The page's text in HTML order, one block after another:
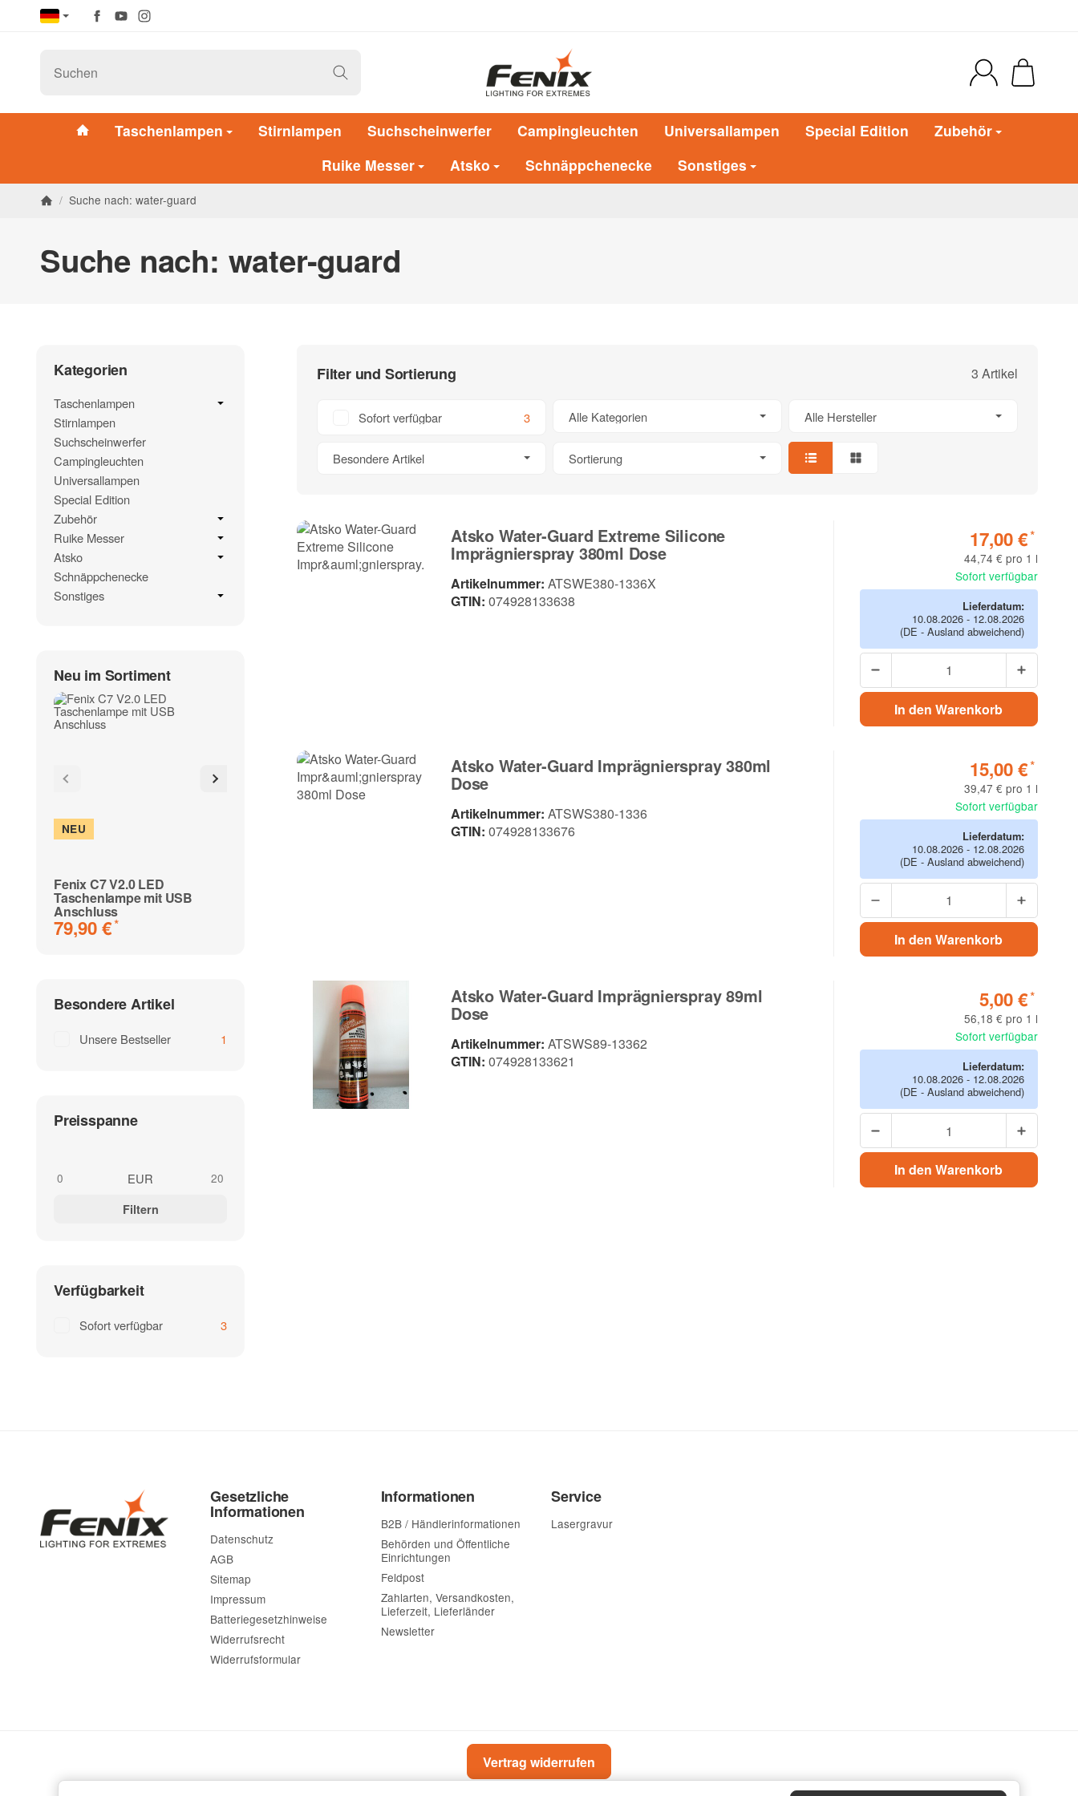
Taschenlampen Stirnlampen Suchscheinwerfer Campingleuchten Universallampen Special Edition
Zubehör
Ruike Messer
Atsko Schnäppchenecke Sonstiges
/ Suche nach: water-guard
Suche nach: water-guard
Filter und Sortierung 3 Artikel
Sofort verfügbar 3 Alle Kategorien Alle Hersteller
Besondere Artikel Sortierung
Atsko Water-Guard Extreme Silicone
Imprägnierspray 380ml Dose
Artikelnummer: ATSWE380-1336X
GTIN: 074928133638
17,00 €*
44,74 € pro 1 l
Sofort verfügbar
Lieferdatum:
10.08.2026 - 12.08.2026
(DE - Ausland abweichend)
In den Warenkorb
Atsko Water-Guard Imprägnierspray 380ml
Dose
Artikelnummer: ATSWS380-1336
GTIN: 074928133676
15,00 €*
39,47 € pro 1 l
Sofort verfügbar
Lieferdatum:
10.08.2026 - 12.08.2026
(DE - Ausland abweichend)
In den Warenkorb
Atsko Water-Guard Imprägnierspray 89ml
Dose
Artikelnummer: ATSWS89-13362
GTIN: 074928133621
5,00 €*
56,18 € pro 1 l
Sofort verfügbar
Lieferdatum:
10.08.2026 - 12.08.2026
(DE - Ausland abweichend)
In den Warenkorb
Kategorien
Taschenlampen
Stirnlampen
Suchscheinwerfer
Campingleuchten
Universallampen
Special Edition
Zubehör
Ruike Messer
Atsko
Schnäppchenecke
Sonstiges
Neu im Sortiment
NEU
Fenix C7 V2.0 LED
Taschenlampe mit USB
Anschluss
79,90 €*
NEU
Fenix WF30RE EX-
Geschützte Taschenlampe
89,90 €
Besondere Artikel
Unsere Bestseller 1
Preisspanne
EUR
Filtern
Verfügbarkeit
Sofort verfügbar 3
Gesetzliche
Informationen
Datenschutz
AGB
Sitemap
Impressum
Batteriegesetzhinweise
Widerrufsrecht
Widerrufsformular
Informationen
B2B / Händlerinformationen
Behörden und Öffentliche
Einrichtungen
Feldpost
Zahlarten, Versandkosten,
Lieferzeit, Lieferländer
Newsletter
Service
Lasergravur
Vertrag widerrufen